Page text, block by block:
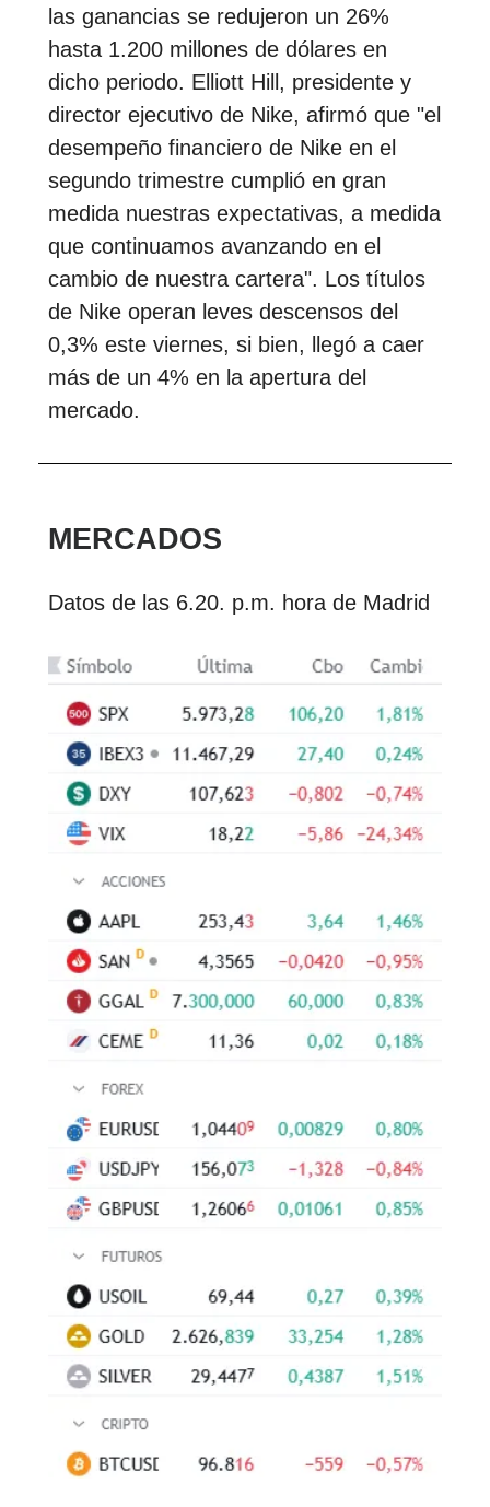
las ganancias se redujeron un 26%
hasta 1.200 millones de dólares en
dicho periodo. Elliott Hill, presidente y
director ejecutivo de Nike, afirmó que "el
desempeño financiero de Nike en el
segundo trimestre cumplió en gran
medida nuestras expectativas, a medida
que continuamos avanzando en el
cambio de nuestra cartera". Los títulos
de Nike operan leves descensos del
0,3% este viernes, si bien, llegó a caer
más de un 4% en la apertura del
mercado.
MERCADOS
Datos de las 6.20. p.m. hora de Madrid